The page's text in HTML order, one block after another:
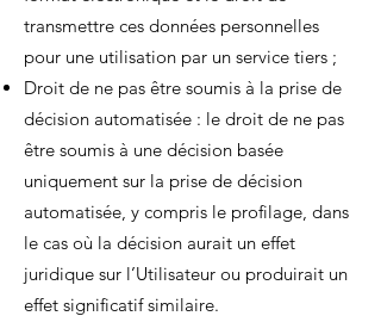
transmettre ces données personnelles
pour une utilisation par un service tiers ;
Droit de ne pas être soumis à la prise de
décision automatisée : le droit de ne pas
être soumis à une décision basée
uniquement sur la prise de décision
automatisée, y compris le profilage, dans
le cas où la décision aurait un effet
juridique sur l’Utilisateur ou produirait un
effet significatif similaire.